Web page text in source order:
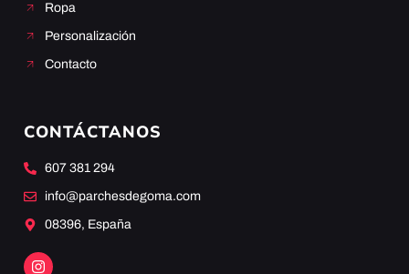
Ropa
Personalización
Contacto
CONTÁCTANOS
607 381 294
info@parchesdegoma.com
08396, España